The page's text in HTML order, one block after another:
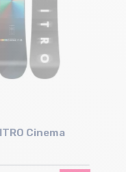
Cinema